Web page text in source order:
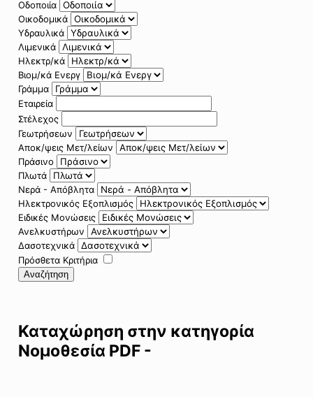
Οδοποιία
Οικοδομικά
Υδραυλικά
Λιμενικά
Ηλεκτρ/κά
Βιομ/κά Ενεργ
Γράμμα
Εταιρεία
Στέλεχος
Γεωτρήσεων
Αποκ/ψεις Μετ/λείων
Πράσινο
Πλωτά
Νερά - Απόβλητα
Ηλεκτρονικός Εξοπλισμός
Ειδικές Μονώσεις
Ανελκυστήρων
Δασοτεχνικά
Πρόσθετα Κριτήρια
Αναζήτηση
Καταχώρηση στην κατηγορία
Νομοθεσία PDF -